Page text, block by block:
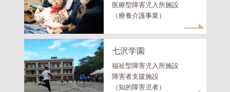
医療型障害児入所施設
（療養介護事業）
七沢学園
福祉型障害児入所施設
障害者支援施設
（知的障害児者）